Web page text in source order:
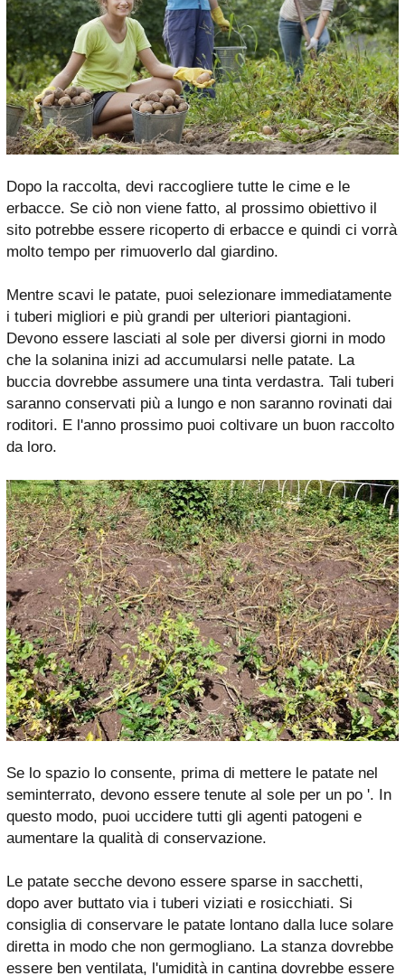
Dopo la raccolta, devi raccogliere tutte le cime e le
erbacce. Se ciò non viene fatto, al prossimo obiettivo il
sito potrebbe essere ricoperto di erbacce e quindi ci vorrà
molto tempo per rimuoverlo dal giardino.
Mentre scavi le patate, puoi selezionare immediatamente
i tuberi migliori e più grandi per ulteriori piantagioni.
Devono essere lasciati al sole per diversi giorni in modo
che la solanina inizi ad accumularsi nelle patate. La
buccia dovrebbe assumere una tinta verdastra. Tali tuberi
saranno conservati più a lungo e non saranno rovinati dai
roditori. E l'anno prossimo puoi coltivare un buon raccolto
da loro.
Se lo spazio lo consente, prima di mettere le patate nel
seminterrato, devono essere tenute al sole per un po '. In
questo modo, puoi uccidere tutti gli agenti patogeni e
aumentare la qualità di conservazione.
Le patate secche devono essere sparse in sacchetti,
dopo aver buttato via i tuberi viziati e rosicchiati. Si
consiglia di conservare le patate lontano dalla luce solare
diretta in modo che non germogliano. La stanza dovrebbe
essere ben ventilata, l'umidità in cantina dovrebbe essere